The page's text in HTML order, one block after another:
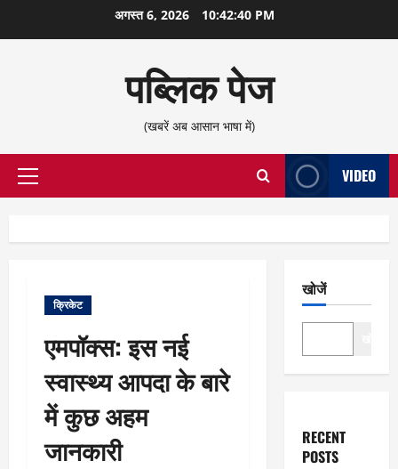
सामग्री
अगस्त 6, 2026 10:42:41 PM
पब्लिक पेज
(खबरें अब आसान भाषा में)
प्राथमिक
VIDEO
क्रिकेट
एमपॉक्स: इस नई
स्वास्थ्य आपदा के बारे
में कुछ अहम
जानकारी
खोजें
RECENT
POSTS